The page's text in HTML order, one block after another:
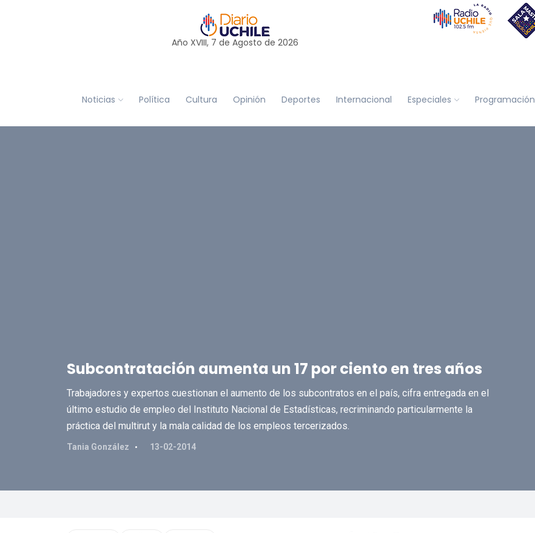
Año XVIII, 7 de Agosto de 2026
Noticias Política Cultura Opinión Deportes Internacional Especiales Programación
Subcontratación aumenta un 17 por ciento en tres años
Trabajadores y expertos cuestionan el aumento de los subcontratos en el país, cifra entregada en el
último estudio de empleo del Instituto Nacional de Estadísticas, recriminando particularmente la
práctica del multirut y la mala calidad de los empleos tercerizados.
Tania González 13-02-2014